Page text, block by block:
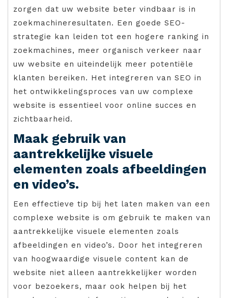
zorgen dat uw website beter vindbaar is in
zoekmachineresultaten. Een goede SEO-
strategie kan leiden tot een hogere ranking in
zoekmachines, meer organisch verkeer naar
uw website en uiteindelijk meer potentiële
klanten bereiken. Het integreren van SEO in
het ontwikkelingsproces van uw complexe
website is essentieel voor online succes en
zichtbaarheid.
Maak gebruik van
aantrekkelijke visuele
elementen zoals afbeeldingen
en video’s.
Een effectieve tip bij het laten maken van een
complexe website is om gebruik te maken van
aantrekkelijke visuele elementen zoals
afbeeldingen en video’s. Door het integreren
van hoogwaardige visuele content kan de
website niet alleen aantrekkelijker worden
voor bezoekers, maar ook helpen bij het